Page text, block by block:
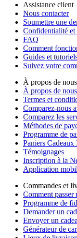
Assistance client
Nous contacter
Soumettre une
Confidentialité et
FAQ
Comment
Guides et
Suivez votre
À propos de nous
À propos de nous
Termes et
Comparez-nous
Comparez les
Méthodes de
Programme de
Paniers
Témoignages
Inscription à la
Application
Commandes et
Comment passer
Programme de
Demander un
Envoyer un
Générateur de